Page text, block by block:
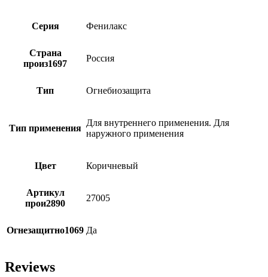
Серия Фенилакс
Страна
произ1697
Россия
Тип Огнебиозащита
Тип применения
Для внутреннего применения. Для
наружного применения
Цвет Коричневый
Артикул
прои2890
27005
Огнезащитно1069 Да
Reviews